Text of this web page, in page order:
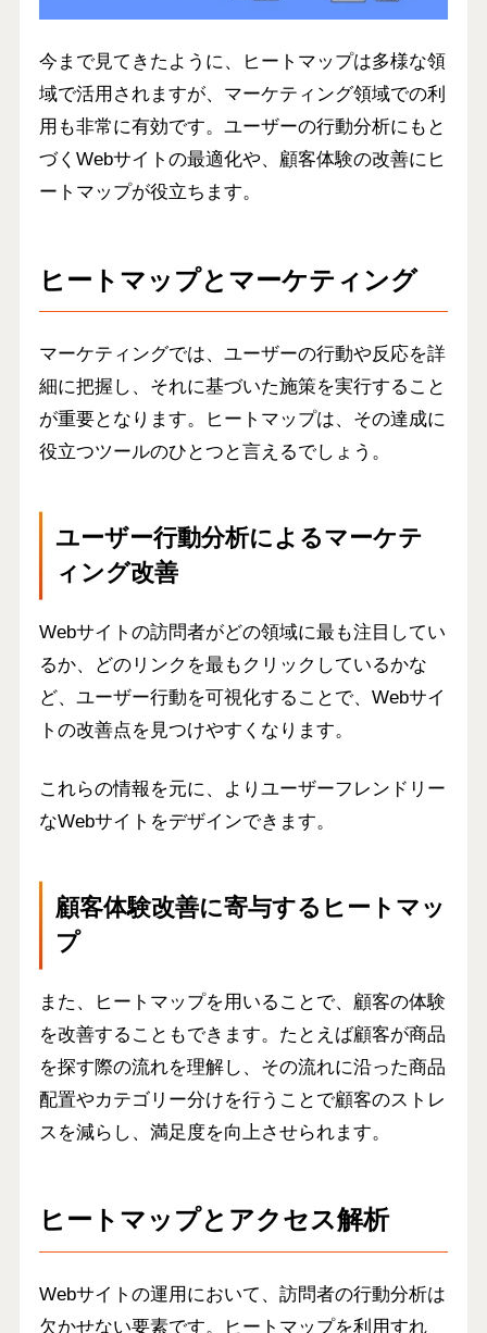
今まで見てきたように、ヒートマップは多様な領
域で活用されますが、マーケティング領域での利
用も非常に有効です。ユーザーの行動分析にもと
づくWebサイトの最適化や、顧客体験の改善にヒ
ートマップが役立ちます。
ヒートマップとマーケティング
マーケティングでは、ユーザーの行動や反応を詳
細に把握し、それに基づいた施策を実行すること
が重要となります。ヒートマップは、その達成に
役立つツールのひとつと言えるでしょう。
ユーザー行動分析によるマーケテ
ィング改善
Webサイトの訪問者がどの領域に最も注目してい
るか、どのリンクを最もクリックしているかな
ど、ユーザー行動を可視化することで、Webサイ
トの改善点を見つけやすくなります。
これらの情報を元に、よりユーザーフレンドリー
なWebサイトをデザインできます。
顧客体験改善に寄与するヒートマッ
プ
また、ヒートマップを用いることで、顧客の体験
を改善することもできます。たとえば顧客が商品
を探す際の流れを理解し、その流れに沿った商品
配置やカテゴリー分けを行うことで顧客のストレ
スを減らし、満足度を向上させられます。
ヒートマップとアクセス解析
Webサイトの運用において、 訪問者の行動分析は
欠かせない要素です。ヒートマップを利用すれ